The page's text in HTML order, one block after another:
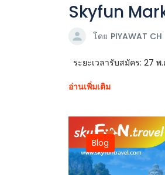
Skyfun
โดย PIYAWAT CH
ระยะเวลารับสมัคร: 27
อ่านเพิ่มเติม
Blog